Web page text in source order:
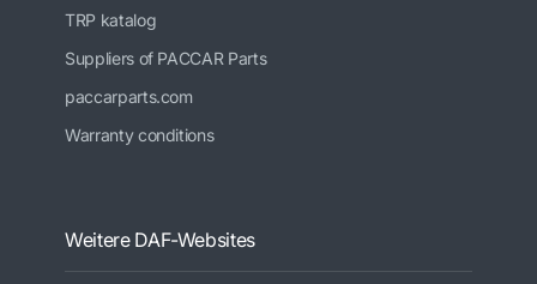
TRP katalog
Suppliers of PACCAR Parts
paccarparts.com
Warranty conditions
Weitere DAF-Websites